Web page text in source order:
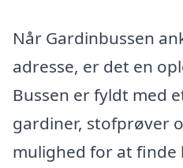
Når Gardinbussen
adresse, er det en
Bussen er fyldt med
gardiner, stofprøver
mulighed for at